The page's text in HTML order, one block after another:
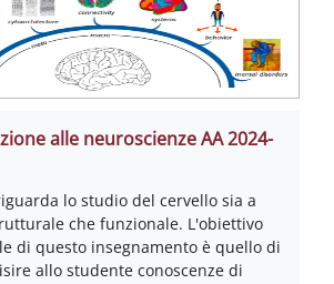
alle neuroscienze AA 2024-
lo studio del cervello sia a
che funzionale. L'obiettivo
di questo insegnamento è quello di
allo studente conoscenze di